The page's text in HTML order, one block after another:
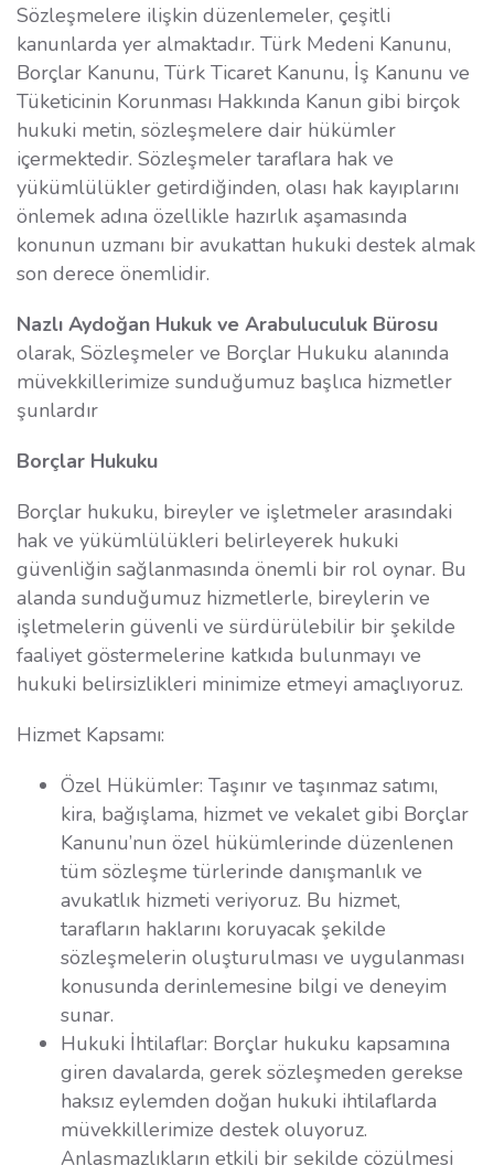
Sözleşmelere ilişkin düzenlemeler, çeşitli
kanunlarda yer almaktadır. Türk Medeni Kanunu,
Borçlar Kanunu, Türk Ticaret Kanunu, İş Kanunu ve
Tüketicinin Korunması Hakkında Kanun gibi birçok
hukuki metin, sözleşmelere dair hükümler
içermektedir. Sözleşmeler taraflara hak ve
yükümlülükler getirdiğinden, olası hak kayıplarını
önlemek adına özellikle hazırlık aşamasında
konunun uzmanı bir avukattan hukuki destek almak
son derece önemlidir.
Nazlı Aydoğan Hukuk ve Arabuluculuk Bürosu
olarak, Sözleşmeler ve Borçlar Hukuku alanında
müvekkillerimize sunduğumuz başlıca hizmetler
şunlardır
Borçlar Hukuku
Borçlar hukuku, bireyler ve işletmeler arasındaki
hak ve yükümlülükleri belirleyerek hukuki
güvenliğin sağlanmasında önemli bir rol oynar. Bu
alanda sunduğumuz hizmetlerle, bireylerin ve
işletmelerin güvenli ve sürdürülebilir bir şekilde
faaliyet göstermelerine katkıda bulunmayı ve
hukuki belirsizlikleri minimize etmeyi amaçlıyoruz.
Hizmet Kapsamı:
Özel Hükümler: Taşınır ve taşınmaz satımı,
kira, bağışlama, hizmet ve vekalet gibi Borçlar
Kanunu’nun özel hükümlerinde düzenlenen
tüm sözleşme türlerinde danışmanlık ve
avukatlık hizmeti veriyoruz. Bu hizmet,
tarafların haklarını koruyacak şekilde
sözleşmelerin oluşturulması ve uygulanması
konusunda derinlemesine bilgi ve deneyim
sunar.
Hukuki İhtilaflar: Borçlar hukuku kapsamına
giren davalarda, gerek sözleşmeden gerekse
haksız eylemden doğan hukuki ihtilaflarda
müvekkillerimize destek oluyoruz.
Anlaşmazlıkların etkili bir şekilde çözülmesi